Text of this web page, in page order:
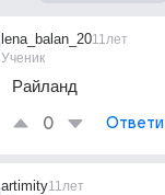
lena_balan_20
Ученик
11лет
Райланд
0
artimity11лет